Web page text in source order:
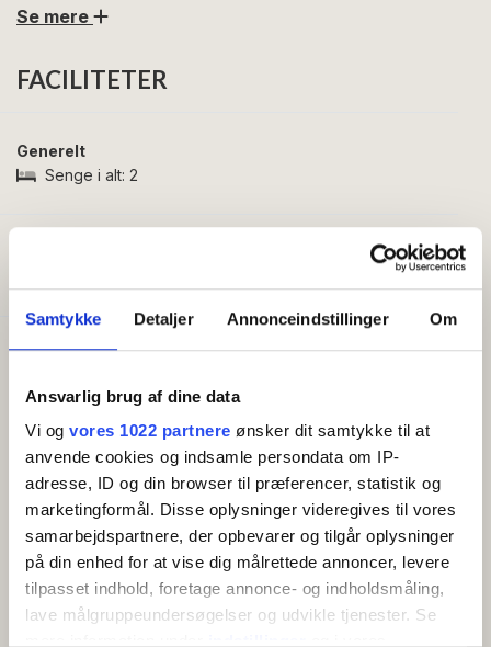
Samtykke Detaljer Annonceindstillinger Om
Ansvarlig brug af dine data
Vi og vores 1022 partnere ønsker dit samtykke til at
anvende cookies og indsamle persondata om IP-
adresse, ID og din browser til præferencer, statistik og
marketingformål. Disse oplysninger videregives til vores
samarbejdspartnere, der opbevarer og tilgår oplysninger
på din enhed for at vise dig målrettede annoncer, levere
tilpasset indhold, foretage annonce- og indholdsmåling,
lave målgruppeundersøgelser og udvikle tjenester. Se
Glæd jer til skønne feriedage i denne ferielejlighed i
sal, hvorfra I kan nyde et skønt kig over byens
gasgrill – perfekt til rolige stunder mellem oplevelser i
Gudhjem og på øen.
Entré via lejlighedens terrasse, hvorfra du har et
separat soveværelse med dobbeltseng på den ene
hånd og lejlighedens badeværelse med brus, wc,
bl.a. køleskab, opvaskemaskine og kaffemaskine samt
en spiseplads til 4 personer. Den flotte stue er indrettet
med TV og en sovesofa (2 sovepladser).
Oplysninger om lejligheden
• Antal kvadratmeter og plan: 40 m² i ét plan.
• Beliggenhed: 1. sal.
• Antal soveværelser: Et separat soveværelse med
dobbeltseng. Sovesofa til to personer i
opholdsrummet.
Se mere
FACILITETER
Generelt
Senge i alt: 2
Faciliteter
Opvaskemaskine
Vaskemaskine
Altan/terrasse
TV
Køleskab
Sovesofa
Kaffemaskine/elkedel
Køkken
Grill